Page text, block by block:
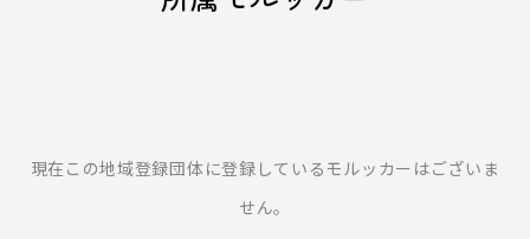
現在この地域登録団体に登録しているモルッカーはございま
せん。